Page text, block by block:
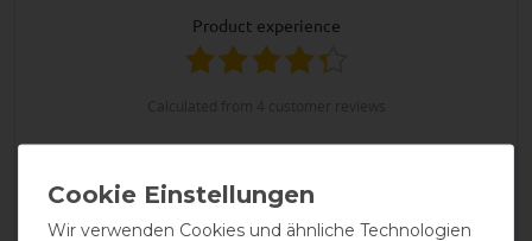
product experience
Neutral
25%
Wir verwenden Cookies und ähnliche Technologien